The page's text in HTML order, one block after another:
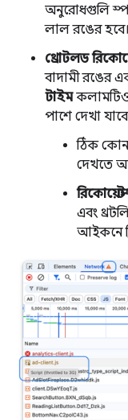
অনুরোধগুলি
লাল রঙের হবে।
থ্রোটলড
বাদামী রঙের
টাইমকলামটিও
পাশে দেখা
ঠিক কোন
দেখতে
এবং
আইকনে